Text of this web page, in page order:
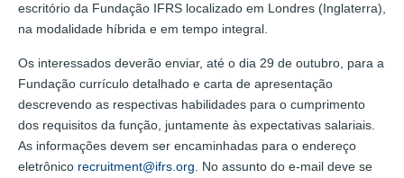
escritório da Fundação IFRS localizado em Londres (Inglaterra),
na modalidade híbrida e em tempo integral.
Os interessados deverão enviar, até o dia 29 de outubro, para a
Fundação currículo detalhado e carta de apresentação
descrevendo as respectivas habilidades para o cumprimento
dos requisitos da função, juntamente às expectativas salariais.
As informações devem ser encaminhadas para o endereço
eletrônico recruitment@ifrs.org . No assunto do e-mail deve se